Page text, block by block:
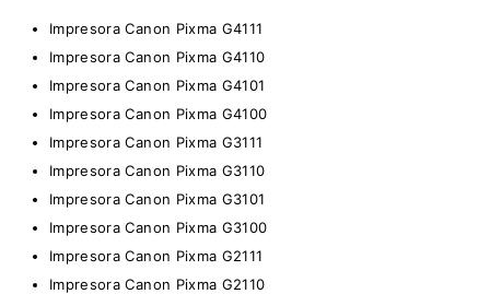
Impresora Canon Pixma G4111
Impresora Canon Pixma G4110
Impresora Canon Pixma G4101
Impresora Canon Pixma G4100
Impresora Canon Pixma G3111
Impresora Canon Pixma G3110
Impresora Canon Pixma G3101
Impresora Canon Pixma G3100
Impresora Canon Pixma G2111
Impresora Canon Pixma G2110